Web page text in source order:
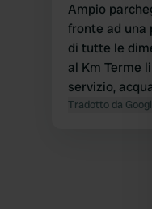
Ampio
fronte ad una
di tutte le dimensioni Terme
al Km Terme
servizio,
Tradotto da